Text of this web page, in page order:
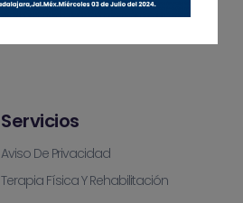
Servicios
Aviso De Privacidad
Terapia Física Y Rehabilitación